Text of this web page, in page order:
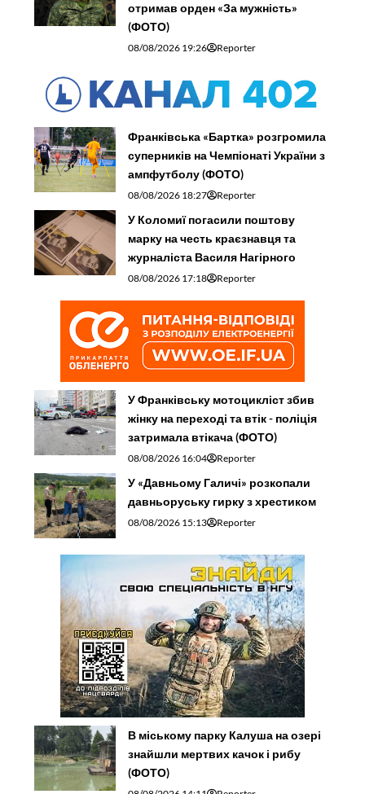
отримав орден «За мужність»
(ФОТО)
08/08/2026 19:26 Reporter
Франківська «Бартка» розгромила
суперників на Чемпіонаті України з
ампфутболу (ФОТО)
08/08/2026 18:27 Reporter
У Коломиї погасили поштову
марку на честь краєзнавця та
журналіста Василя Нагірного
08/08/2026 17:18 Reporter
У Франківську мотоцикліст збив
жінку на переході та втік - поліція
затримала втікача (ФОТО)
08/08/2026 16:04 Reporter
У «Давньому Галичі» розкопали
давньоруську гирку з хрестиком
08/08/2026 15:13 Reporter
В міському парку Калуша на озері
знайшли мертвих качок і рибу
(ФОТО)